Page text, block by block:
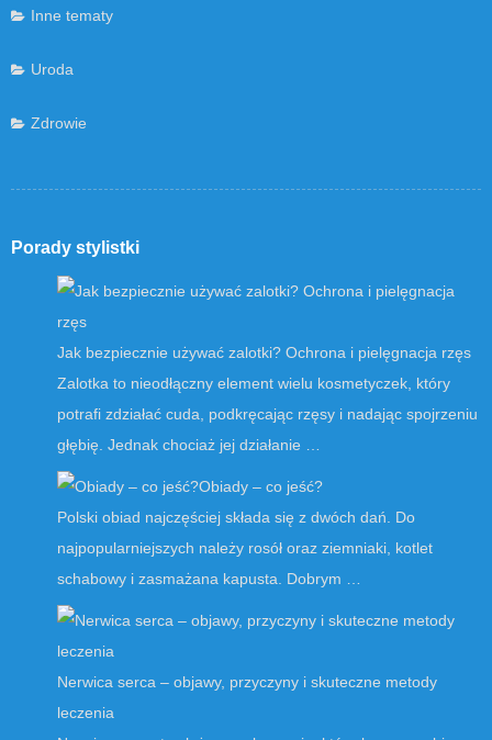
Inne tematy
Uroda
Zdrowie
Porady stylistki
Jak bezpiecznie używać zalotki? Ochrona i pielęgnacja rzęs
Zalotka to nieodłączny element wielu kosmetyczek, który
potrafi zdziałać cuda, podkręcając rzęsy i nadając spojrzeniu
głębię. Jednak chociaż jej działanie …
Obiady – co jeść?
Polski obiad najczęściej składa się z dwóch dań. Do
najpopularniejszych należy rosół oraz ziemniaki, kotlet
schabowy i zasmażana kapusta. Dobrym …
Nerwica serca – objawy, przyczyny i skuteczne metody
leczenia